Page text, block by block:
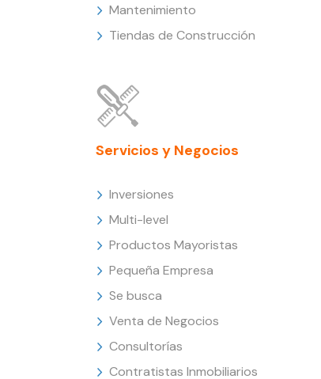
Mantenimiento
Tiendas de Construcción
Servicios y Negocios
Inversiones
Multi-level
Productos Mayoristas
Pequeña Empresa
Se busca
Venta de Negocios
Consultorías
Contratistas Inmobiliarios